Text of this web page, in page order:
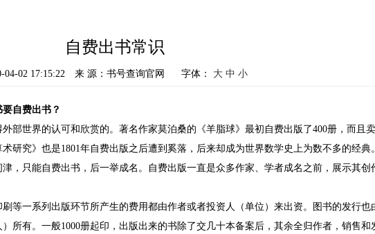
自费出书常识
04-02 17:15:22 来 源：书号查询官网 字体： 大 中 小
自费出书？
部世界的认可和欣赏的。著名作家莫泊桑的《羊脂球》最初自费出版了400册，而且
研究》也是1801年自费出版之后遭到奚落，后来却成为世界数学史上为数不多的经典
，只能自费出书，后一举成名。自费出版一直是众多作家、学者成名之前，展示其创
等一系列出版环节所产生的费用都由作者或者投资人（单位）来出资。图书的发行也
所有。一般1000册起印，出版出来的书除了交几十本备案后，其余全归作者，销售和